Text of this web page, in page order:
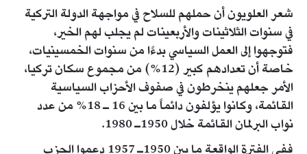
شعر العلويون أن حملهم للسلاح في مواجهة الدولة التركية
في سنوات الثلاثينات والأربعينات لم يجلب لهم الخير،
فتوجهوا إلى العمل السياسي بدءًا من سنوات الخمسينيات،
خاصة أن تعدادهم كبير (12%) من مجموع سكان تركيا،
الأمر جعلهم ينخرطون في صفوف الأحزاب السياسية
القائمة، وكانوا يؤلفون دائماً ما بين 16 ـ 18% من عدد
نواب البرلمان القائمة خلال 1950ـ 1980.